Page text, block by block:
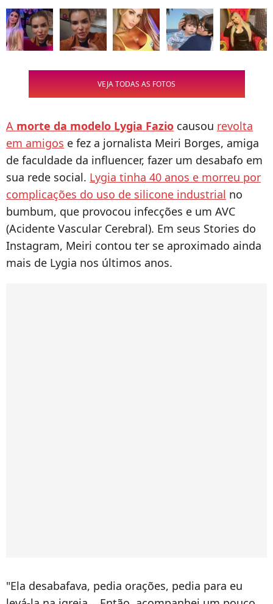
VEJA TODAS AS FOTOS
A morte da modelo Lygia Fazio causou revolta
em amigos e fez a jornalista Meiri Borges, amiga
de faculdade da influencer, fazer um desabafo em
sua rede social. Lygia tinha 40 anos e morreu por
complicações do uso de silicone industrial no
bumbum, que provocou infecções e um AVC
(Acidente Vascular Cerebral). Em seus Stories do
Instagram, Meiri contou ter se aproximado ainda
mais de Lygia nos últimos anos.
"Ela desabafava, pedia orações, pedia para eu